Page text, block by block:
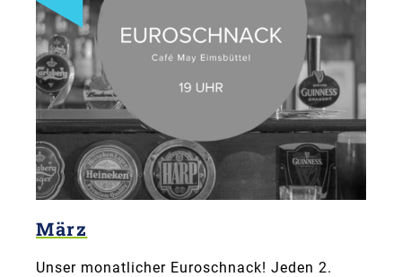
März
Unser monatlicher Euroschnack! Jeden 2.